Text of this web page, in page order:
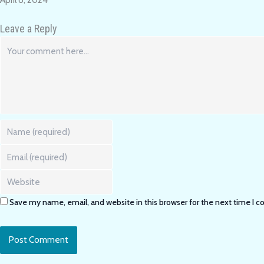
Leave a Reply
your
comment
your
address
to
comment
your
website
Save my name, email, and website in this browser for the next time I